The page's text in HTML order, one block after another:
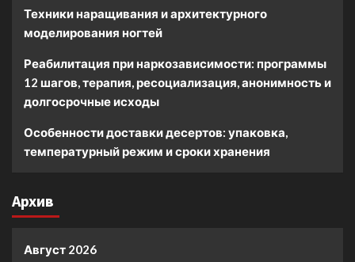
Техники наращивания и архитектурного
моделирования ногтей
Реабилитация при наркозависимости: программы
12 шагов, терапия, ресоциализация, анонимность и
долгосрочные исходы
Особенности доставки десертов: упаковка,
температурный режим и сроки хранения
Архив
Август 2026